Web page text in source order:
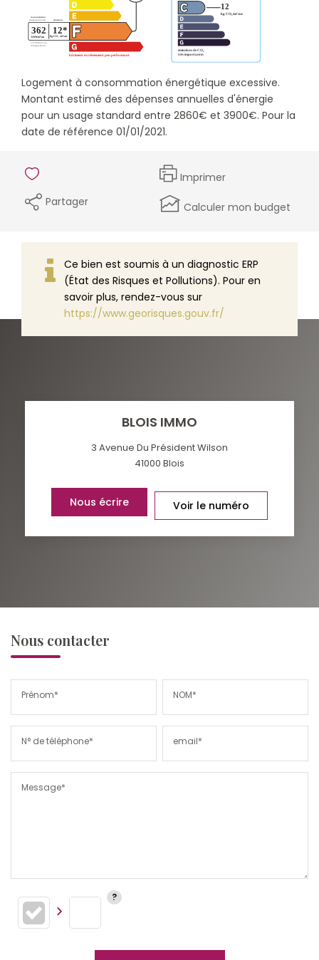
Logement à consommation énergétique excessive.
Montant estimé des dépenses annuelles d'énergie
pour un usage standard entre 2860€ et 3900€. Pour la
date de référence 01/01/2021.
Imprimer
Partager
Calculer mon budget
Ce bien est soumis à un diagnostic ERP
(État des Risques et Pollutions). Pour en
savoir plus, rendez-vous sur
https://www.georisques.gouv.fr/
BLOIS IMMO
3 Avenue Du Président Wilson
41000 Blois
Nous écrire Voir le numéro
Nous contacter
Prénom* NOM*
N° de téléphone* email*
Message*